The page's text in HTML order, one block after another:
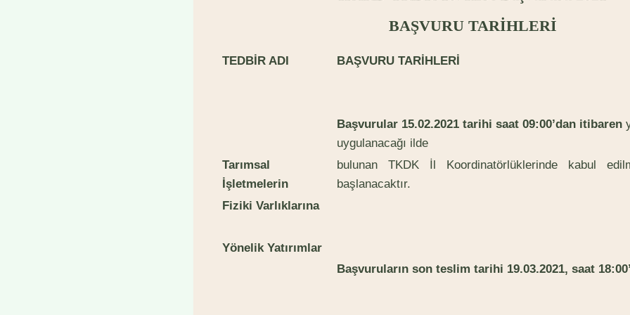
BAŞVURU TARİHLERİ
TEDBİR ADI BAŞVURU TARİHLERİ
Başvurular 15.02.2021 tarihi saat 09:00’dan itibaren
uygulanacağı ilde
Tarımsal
İşletmelerin
bulunan TKDK İl Koordinatörlüklerinde kabul
başlanacaktır.
Fiziki Varlıklarına
Yönelik Yatırımlar
Başvuruların son teslim tarihi 19.03.2021, saat